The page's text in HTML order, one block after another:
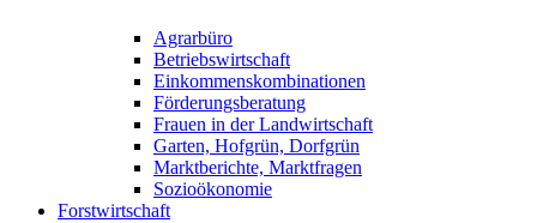
Agrarbüro
Betriebswirtschaft
Einkommenskombinationen
Förderungsberatung
Frauen in der Landwirtschaft
Garten, Hofgrün, Dorfgrün
Marktberichte, Marktfragen
Sozioökonomie
Forstwirtschaft